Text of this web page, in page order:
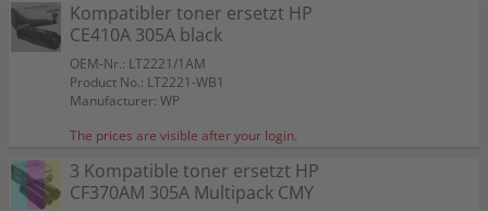
Kompatibler toner ersetzt HP
CE410A 305A black
OEM-Nr.: LT2221/1AM
Product No.: LT2221-WB1
Manufacturer: WP
The prices are visible after your login.
3 Kompatible toner ersetzt HP
CF370AM 305A Multipack CMY